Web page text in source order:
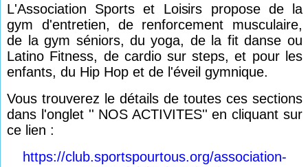
L'Association Sports et Loisirs propose de la
gym d'entretien, de renforcement musculaire,
de la gym séniors, du yoga, de la fit danse ou
Latino Fitness, de cardio sur steps, et pour les
enfants, du Hip Hop et de l'éveil gymnique.
Vous trouverez le détails de toutes ces sections
dans l'onglet '' NOS ACTIVITES'' en cliquant sur
ce lien :
https://club.sportspourtous.org/association-